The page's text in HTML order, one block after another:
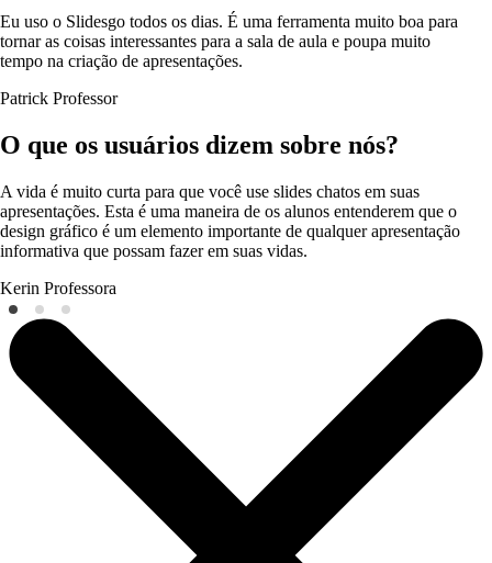
Eu uso o Slidesgo todos os dias. É uma ferramenta muito boa para
tornar as coisas interessantes para a sala de aula e poupa muito
tempo na criação de apresentações.
Patrick Professor
O que os usuários dizem sobre nós?
A vida é muito curta para que você use slides chatos em suas
apresentações. Esta é uma maneira de os alunos entenderem que o
design gráfico é um elemento importante de qualquer apresentação
informativa que possam fazer em suas vidas.
Kerin Professora